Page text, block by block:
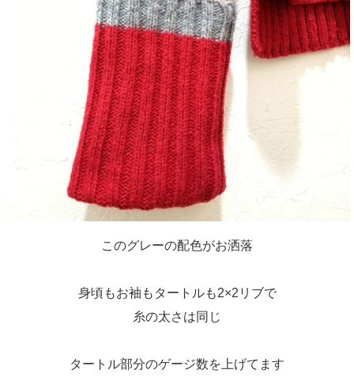
このグレーの配色がお洒落
身頃もお袖もタートルも2×2リブで
糸の太さは同じ
タートル部分のゲージ数を上げてます